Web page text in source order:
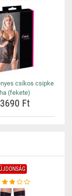
csíkos csipke
(fekete)
Ft